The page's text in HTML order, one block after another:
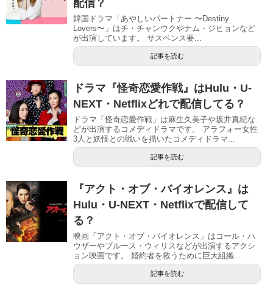
配信？
韓国ドラマ「あやしいパートナー 〜Destiny
Lovers〜」はチ・チャンウクやナム・ジヒョンなど
が出演しています。 サスペンス要...
記事を読む
ドラマ『怪奇恋愛作戦』はHulu・U-
NEXT・Netflixどれで配信してる？
ドラマ「怪奇恋愛作戦」は麻生久美子や坂井真紀な
どが出演するコメディドラマです。 アラフォー女性
3人と妖怪との戦いを描いたコメディドラマ...
記事を読む
『アクト・オブ・バイオレンス』は
Hulu・U-NEXT・Netflixで配信して
る？
映画「アクト・オブ・バイオレンス」はコール・ハ
ウザーやブルース・ウィリスなどが出演するアクシ
ョン映画です。 婚約者を救うために巨大組織...
記事を読む